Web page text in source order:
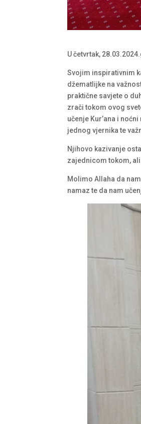
U četvrtak,
Svojim inspirativnim
džematlijke na
praktične savjete o
zrači tokom ovog
učenje Kur’ana i
jednog vjernika te
Njihovo kazivanje
zajednicom tokom,
Molimo Allaha da
namaz te da nam